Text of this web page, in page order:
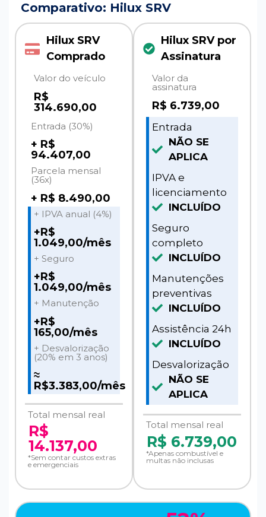
Comparativo: Hilux SRV
Hilux SRV
Comprado
Valor do veículo
R$
314.690,00
Entrada (30%)
+ R$
94.407,00
Parcela mensal
(36x)
+ R$ 8.490,00
+ IPVA anual (4%)
+R$
1.049,00/mês
+ Seguro
+R$
1.049,00/mês
+ Manutenção
+R$
165,00/mês
+ Desvalorização
(20% em 3 anos)
≈
R$3.383,00/mês
Total mensal real
R$
14.137,00
*Sem contar custos extras
e emergenciais
Hilux SRV por
Assinatura
Valor da
assinatura
R$ 6.739,00
Entrada
NÃO SE
APLICA
IPVA e
licenciamento
INCLUÍDO
Seguro
completo
INCLUÍDO
Manutenções
preventivas
INCLUÍDO
Assistência 24h
INCLUÍDO
Desvalorização
NÃO SE
APLICA
Total mensal real
R$ 6.739,00
*Apenas combustível e
multas não inclusas